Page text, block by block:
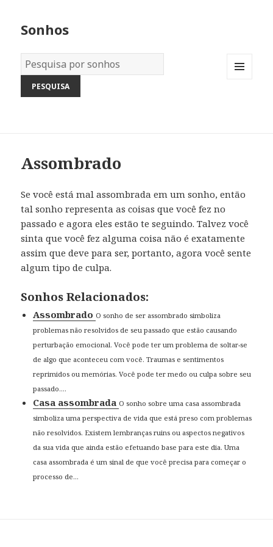
Sonhos
Dicionário
dos
Sonhos:
Assombrado
Se você está mal assombrada em um sonho, então
tal sonho representa as coisas que você fez no
passado e agora eles estão te seguindo. Talvez você
sinta que você fez alguma coisa não é exatamente
assim que deve para ser, portanto, agora você sente
algum tipo de culpa.
Sonhos Relacionados:
Assombrado O sonho de ser assombrado simboliza
problemas não resolvidos de seu passado que estão causando
perturbação emocional. Você pode ter um problema de soltar-se
de algo que aconteceu com você. Traumas e sentimentos
reprimidos ou memórias. Você pode ter medo ou culpa sobre seu
passado....
Casa assombrada O sonho sobre uma casa assombrada
simboliza uma perspectiva de vida que está preso com problemas
não resolvidos. Existem lembranças ruins ou aspectos negativos
da sua vida que ainda estão efetuando base para este dia. Uma
casa assombrada é um sinal de que você precisa para começar o
processo de...